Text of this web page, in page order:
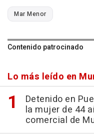
Mar Menor
Contenido patrocinado
Lo más leído en
Detenido en
la mujer de 44
comercial de